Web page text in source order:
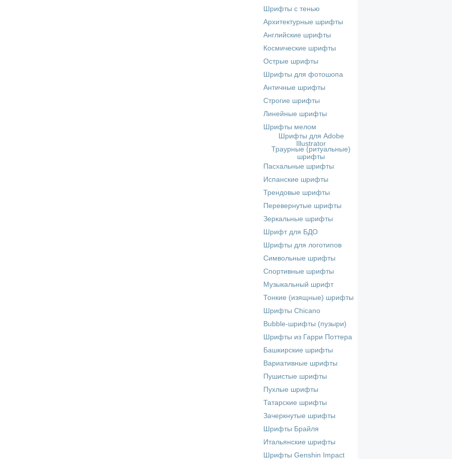
Шрифты с тенью
Архитектурные шрифты
Английские шрифты
Космические шрифты
Острые шрифты
Шрифты для фотошопа
Античные шрифты
Строгие шрифты
Линейные шрифты
Шрифты мелом
Шрифты для Adobe
Illustrator
Траурные (ритуальные)
шрифты
Пасхальные шрифты
Испанские шрифты
Трендовые шрифты
Перевернутые шрифты
Зеркальные шрифты
Шрифт для БДО
Шрифты для логотипов
Символьные шрифты
Спортивные шрифты
Музыкальный шрифт
Тонкие (изящные) шрифты
Шрифты Chicano
Bubble-шрифты (пузыри)
Шрифты из Гарри Поттера
Башкирские шрифты
Вариативные шрифты
Пушистые шрифты
Пухлые шрифты
Татарские шрифты
Зачеркнутые шрифты
Шрифты Брайля
Итальянские шрифты
Шрифты Genshin Impact